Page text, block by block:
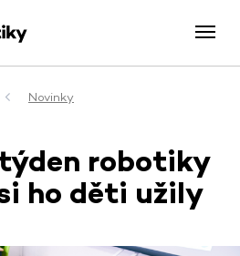
Novinky
robotiky
ho děti užily